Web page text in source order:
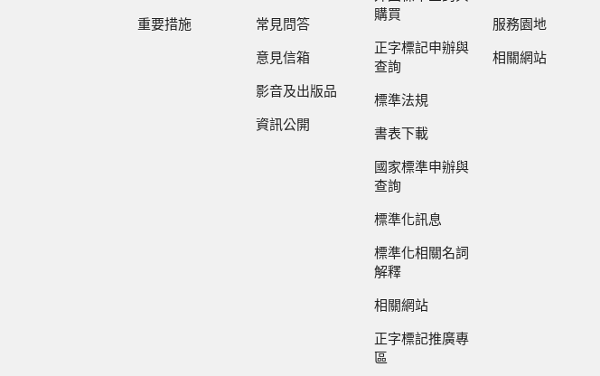
重要措施 常見問答
意見信箱
影音及出版品
資訊公開
購買
正字標記申辦與
查詢
標準法規
書表下載
國家標準申辦與
查詢
標準化訊息
標準化相關名詞
解釋
相關網站
正字標記推廣專
區
服務園地
相關網站